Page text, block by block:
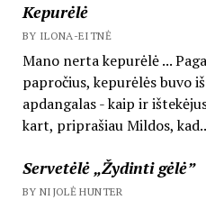
Kepurėlė
BY ILONA-EITNĖ
Mano nerta kepurėlė ...
papročius, kepurėlės buvo
apdangalas - kaip ir
kart, priprašiau Mildos,
Servetėlė „Žydinti gėlė”
BY NIJOLĖ HUNTER